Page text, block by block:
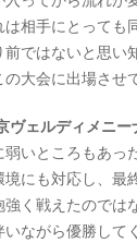
相手にとって
ではないと思
大会に出場させ
ヴェルディメニー
いところもあ
にも対応し、
く戦えたので
ながら優勝し